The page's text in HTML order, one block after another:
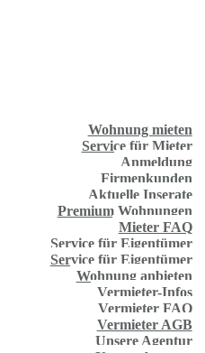
Wohnung mieten
Service für Mieter
Anmeldung
Firmenkunden
Aktuelle Inserate
Premium Wohnungen
Mieter FAQ
Service für Eigentümer
Service für Eigentümer
Wohnung anbieten
Vermieter-Infos
Vermieter FAQ
Vermieter AGB
Unsere Agentur